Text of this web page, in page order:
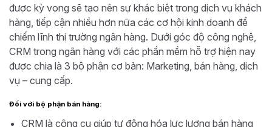
được kỳ vọng sẽ tạo nên sự khác biệt trong dịch vụ khách
hàng, tiếp cận nhiều hơn nữa các cơ hội kinh doanh để
chiếm lĩnh thị trường ngân hàng. Dưới góc độ công nghệ,
CRM trong ngân hàng với các phần mềm hỗ trợ hiện nay
được chia là 3 bộ phận cơ bản: Marketing, bán hàng, dịch
vụ – cung cấp.
Đối với bộ phận bán hàng:
CRM là công cụ giúp tự động hóa lực lượng bán hàng